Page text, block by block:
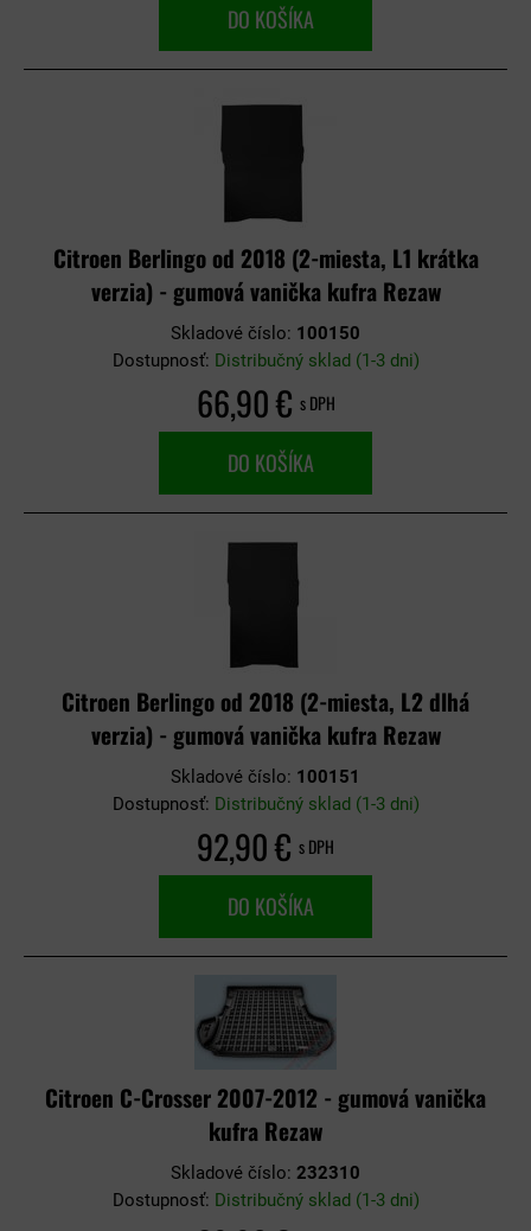
DO KOŠÍKA
Citroen Berlingo od 2018 (2-miesta, L1 krátka
verzia) - gumová vanička kufra Rezaw
Skladové číslo: 100150
Dostupnosť: Distribučný sklad (1-3 dni)
66,90 € s DPH
DO KOŠÍKA
Citroen Berlingo od 2018 (2-miesta, L2 dlhá
verzia) - gumová vanička kufra Rezaw
Skladové číslo: 100151
Dostupnosť: Distribučný sklad (1-3 dni)
92,90 € s DPH
DO KOŠÍKA
Citroen C-Crosser 2007-2012 - gumová vanička
kufra Rezaw
Skladové číslo: 232310
Dostupnosť: Distribučný sklad (1-3 dni)